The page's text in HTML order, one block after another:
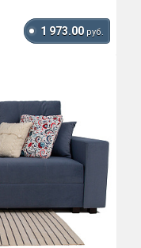
1 973.00 руб.